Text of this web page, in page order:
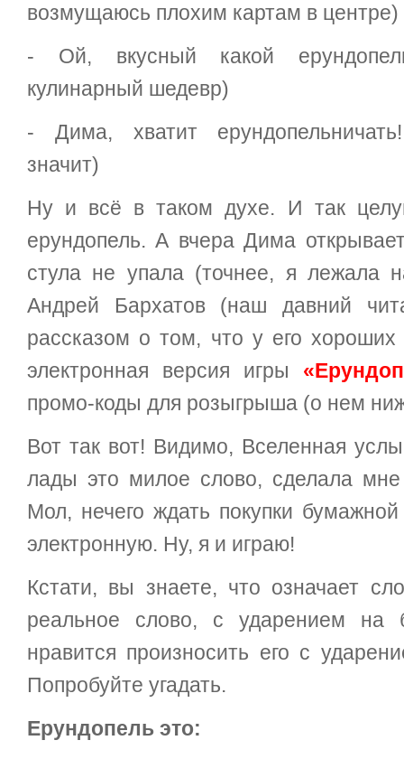
возмущаюсь плохим картам в центре)
- Ой, вкусный какой
кулинарный шедевр)
- Дима, хватит
значит)
Ну и всё в таком духе. И так
ерундопель. А вчера Дима
стула не упала (точнее, я лежала
Андрей Бархатов (наш давний
рассказом о том, что у его
электронная версия игры
промо-коды для розыгрыша (о нем
Вот так вот! Видимо, Вселенная
лады это милое слово, сделала
Мол, нечего ждать покупки
электронную. Ну, я и играю!
Кстати, вы знаете, что означает
реальное слово, с ударением
нравится произносить его с
Попробуйте угадать.
Ерундопель это: